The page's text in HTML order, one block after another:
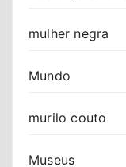
mulher negra
Mundo
murilo couto
Museus